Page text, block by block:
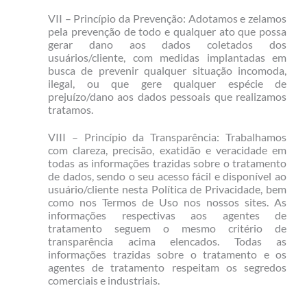
VII – Princípio da Prevenção: Adotamos e zelamos
pela prevenção de todo e qualquer ato que possa
gerar dano aos dados coletados dos
usuários/cliente, com medidas implantadas em
busca de prevenir qualquer situação incomoda,
ilegal, ou que gere qualquer espécie de
prejuízo/dano aos dados pessoais que realizamos
tratamos.
VIII – Princípio da Transparência: Trabalhamos
com clareza, precisão, exatidão e veracidade em
todas as informações trazidas sobre o tratamento
de dados, sendo o seu acesso fácil e disponível ao
usuário/cliente nesta Política de Privacidade, bem
como nos Termos de Uso nos nossos sites. As
informações respectivas aos agentes de
tratamento seguem o mesmo critério de
transparência acima elencados. Todas as
informações trazidas sobre o tratamento e os
agentes de tratamento respeitam os segredos
comerciais e industriais.